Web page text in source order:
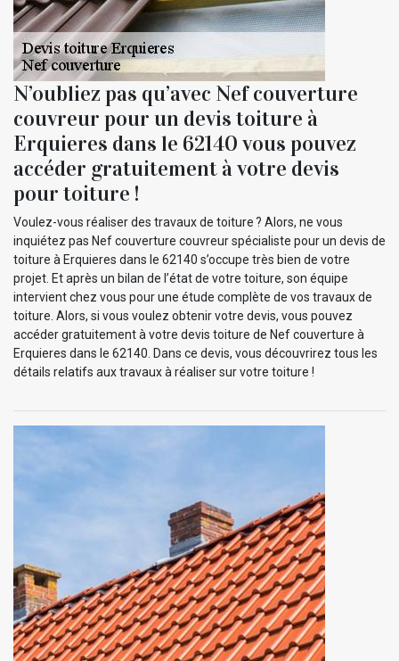
N’oubliez pas qu’avec Nef couverture
couvreur pour un devis toiture à
Erquieres dans le 62140 vous pouvez
accéder gratuitement à votre devis
pour toiture !
Voulez-vous réaliser des travaux de toiture ? Alors, ne vous
inquiétez pas Nef couverture couvreur spécialiste pour un devis de
toiture à Erquieres dans le 62140 s’occupe très bien de votre
projet. Et après un bilan de l’état de votre toiture, son équipe
intervient chez vous pour une étude complète de vos travaux de
toiture. Alors, si vous voulez obtenir votre devis, vous pouvez
accéder gratuitement à votre devis toiture de Nef couverture à
Erquieres dans le 62140. Dans ce devis, vous découvrirez tous les
détails relatifs aux travaux à réaliser sur votre toiture !